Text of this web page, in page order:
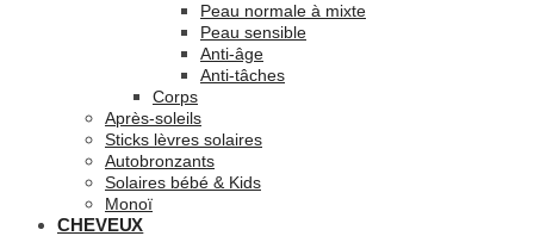
Peau normale à mixte
Peau sensible
Anti-âge
Anti-tâches
Corps
Après-soleils
Sticks lèvres solaires
Autobronzants
Solaires bébé & Kids
Monoï
CHEVEUX